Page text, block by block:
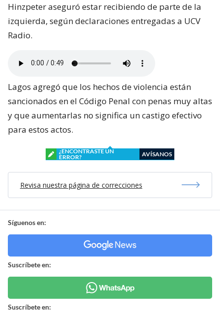
Hinzpeter aseguró estar recibiendo de parte de la
izquierda, según declaraciones entregadas a UCV
Radio.
Lagos agregó que los hechos de violencia están
sancionados en el Código Penal con penas muy altas
y que aumentarlas no significa un castigo efectivo
para estos actos.
¿ENCONTRASTE UN
ERROR?
AVÍSANOS
Revisa nuestra página de correcciones
Síguenos en:
Suscríbete en:
Suscríbete en: